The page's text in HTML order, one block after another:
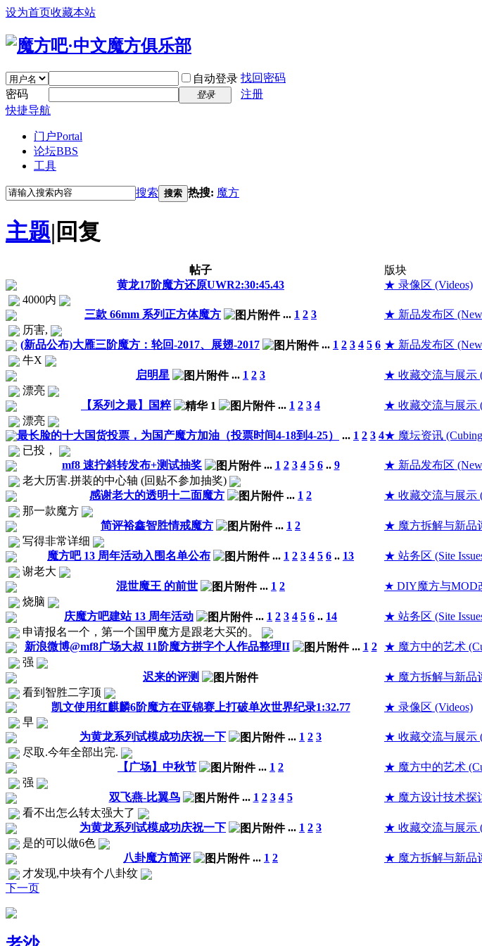
设为首页收藏本站
自动登录 找回密码
密码
登录
注册
快捷导航
门户Portal
论坛BBS
工具
搜索 搜索 热搜: 魔方
主题| 回复
帖子 版块
黄龙17阶魔方还原UWR2:30:45.43
★ 录像区 (Videos)
4000内
三款 66mm 系列正方体魔方
... 1 2 3 ★ 新品发布区 (New
历害,
(新品公布)大雁三阶魔方：轮回-2017、展翅-2017
... 1 2 3 4 5 6 ★ 新品发布区 (New
牛X
启明星
... 1 2 3 ★ 收藏交流与展示
漂亮
【系列之最】国粹
... 1 2 3 4 ★ 收藏交流与展示
漂亮
最长脸的十大国货投票，为国产魔方加油（投票时间4-18到4-25）
... 1 2 3 4★ 魔坛资讯
已投，
mf8 速拧斜转发布+测试抽奖
... 1 2 3 4 5 6.. 9 ★ 新品发布区 (New
老大历害.拼装的中心轴 (回贴不参加抽奖)
感谢老大的透明十二面魔方
... 1 2 ★ 收藏交流与展示
那一款魔方
简评裕鑫智胜情戒魔方
... 1 2 ★ 魔方拆解与新品
写得非常详细
魔方吧 13 周年活动入围名单公布
... 1 2 3 4 5 6 .. 13 ★ 站务区 (Site
谢老大
混世魔王 的前世
... 1 2 ★ DIY魔方与MOD
烧脑
庆魔方吧建站 13 周年活动
... 1 2 3 4 5 6 .. 14 ★ 站务区 (Site
申请报名一个，第一个国甲魔方是跟老大买的。
新浪微博@mf8广场大叔 11阶魔方拼字个人作品整理II
... 1 2 ★ 魔方中的艺术
强
迟来的评测
★ 魔方拆解与新品
看到智胜二字顶
凯文使用红麒麟6阶魔方在亚锦赛上打破单次世界纪录1:32.77
★ 录像区 (Videos)
早
为黄龙系列试模成功庆祝一下
... 1 2 3 ★ 收藏交流与展示
尽取.今年全部出完.
【广场】中秋节
... 1 2 ★ 魔方中的艺术
强
双飞燕-比翼鸟
... 1 2 3 4 5 ★ 魔方设计技术探
看不出怎么转太强大了
为黄龙系列试模成功庆祝一下
... 1 2 3 ★ 收藏交流与展示
是的可以做6色
八卦魔方简评
... 1 2 ★ 魔方拆解与新品
才发现,中块有个八卦纹
下一页